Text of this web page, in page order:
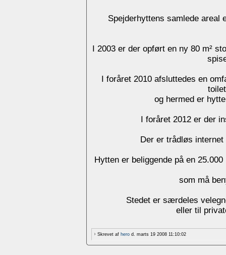
Spejderhyttens samlede areal
I 2003 er der opført en ny 80 m²
I foråret 2010 afsluttedes en
og hermed er
I foråret 2012 er der
Der er trådløs
Hytten er beliggende på en
som må
Stedet er særdeles
eller til
Skrevet af hero d. marts 19 2008 11:10:02